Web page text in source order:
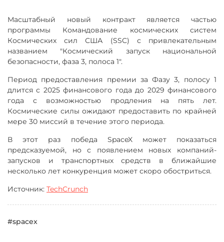
Масштабный новый контракт является частью
программы Командование космических систем
Космических сил США (SSC) с привлекательным
названием "Космический запуск национальной
безопасности, фаза 3, полоса 1".
Период предоставления премии за Фазу 3, полосу 1
длится с 2025 финансового года до 2029 финансового
года с возможностью продления на пять лет.
Космические силы ожидают предоставить по крайней
мере 30 миссий в течение этого периода.
В этот раз победа SpaceX может показаться
предсказуемой, но с появлением новых компаний-
запусков и транспортных средств в ближайшие
несколько лет конкуренция может скоро обостриться.
Источник: TechCrunch
#spacex